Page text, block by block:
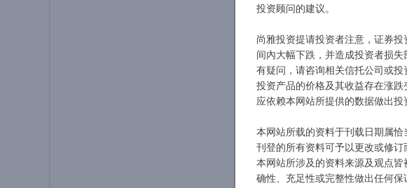
投资顾问的建议。
尚雅投资提请投资者注意，证券
间內大幅下跌，并造成投资者损
有疑问，请咨询相关信托公司或投
投资产品的价格及其收益存在涨
应依赖本网站所提供的数据做出投
本网站所载的资料于刊载日期属
刊登的所有资料可予以更改或修订
本网站所涉及的资料来源及观点
确性、充足性或完整性做出任何